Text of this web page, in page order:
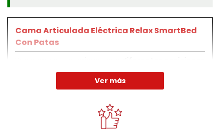
Cama Articulada Eléctrica Relax SmartBed
Con Patas
de descanso,creando un confort totalmente
personalizado y recomendable para la salud
Incluye patas metálicas de24cm
Ver más